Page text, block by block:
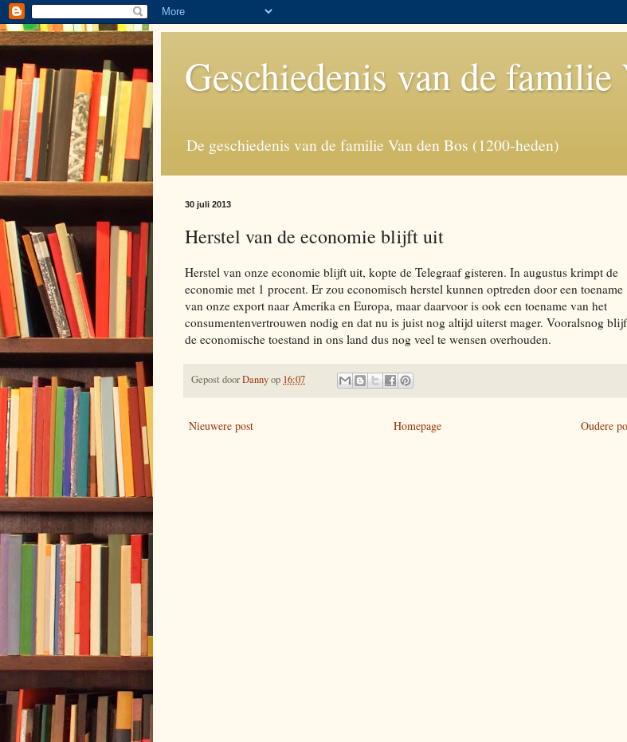
Geschiedenis van de familie
De geschiedenis van de familie Van den Bos (1200-heden)
30 juli 2013
Herstel van de economie blijft uit
Herstel van onze economie blijft uit, kopte de Telegraaf gisteren. In augustus krimpt de
economie met 1 procent. Er zou economisch herstel kunnen optreden door een toename
van onze export naar Amerika en Europa, maar daarvoor is ook een toename van het
consumentenvertrouwen nodig en dat nu is juist nog altijd uiterst mager. Vooralsnog
de economische toestand in ons land dus nog veel te wensen overhouden.
Gepost doorDannyop 16:07
Nieuwere post Oudere
Homepage